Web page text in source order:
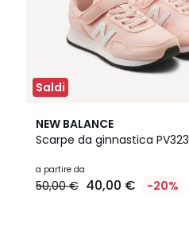
Saldi
NEW BALANCE
Scarpe da ginnastica PV323
a partire da
50,00 € 40,00 € -20%
3
Colori